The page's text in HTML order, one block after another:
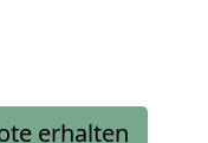
erhalten